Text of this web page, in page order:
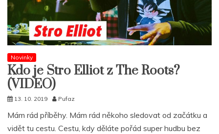
Novinky
Kdo je Stro Elliot z The Roots?
(VIDEO)
13. 10. 2019 Pufaz
Mám rád příběhy. Mám rád někoho sledovat od začátku a
vidět tu cestu. Cestu, kdy děláte pořád super hudbu bez